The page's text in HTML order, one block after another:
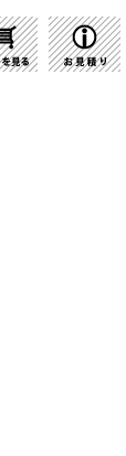
テリア照明の通信